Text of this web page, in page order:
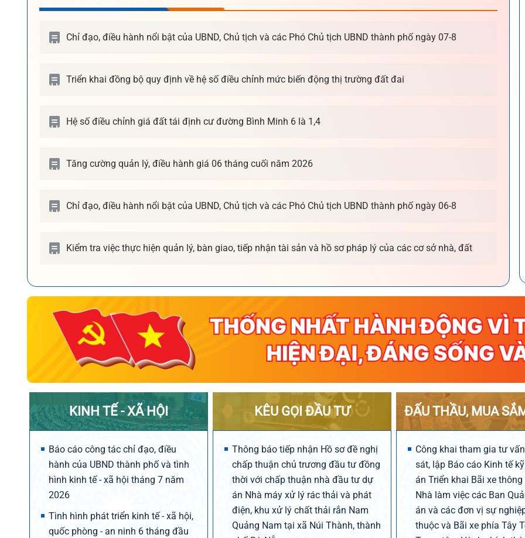
Chỉ đạo, điều hành nổi bật của UBND, Chủ tịch và các Phó Chủ tịch UBND thành phố ngày 07-8
Triển khai đồng bộ quy định về hệ số điều chỉnh mức biến động thị trường đất đai
Hệ số điều chỉnh giá đất tái định cư đường Bình Minh 6 là 1,4
Tăng cường quản lý, điều hành giá 06 tháng cuối năm 2026
Chỉ đạo, điều hành nổi bật của UBND, Chủ tịch và các Phó Chủ tịch UBND thành phố ngày 06-8
Kiểm tra việc thực hiện quản lý, bàn giao, tiếp nhận tài sản và hồ sơ pháp lý của các cơ sở nhà, đất
KINH TẾ - XÃ HỘI
Báo cáo công tác chỉ đạo, điều
hành của UBND thành phố và tình
hình kinh tế - xã hội tháng 7 năm
2026
Tình hình phát triển kinh tế - xã hội,
quốc phòng - an ninh 6 tháng đầu
KÊU GỌI ĐẦU TƯ
Thông báo tiếp nhận Hồ sơ đề nghị
chấp thuận chủ trương đầu tư đồng
thời với chấp thuận nhà đầu tư dự
án Nhà máy xử lý rác thải và phát
điện, khu xử lý chất thải rắn Nam
Quảng Nam tại xã Núi Thành, thành
ĐẤU THẦU, MUA
Công khai tham gia tư
sát, lập Báo cáo Kinh tế
án Triển khai Bãi xe
Nhà làm việc các Ban
án và các đơn vị sự
thuộc và Bãi xe phía Tây